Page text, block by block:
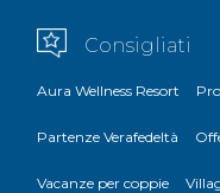
Consigliati
Aura Wellness Resort
Partenze Verafedeltà
Vacanze per coppie